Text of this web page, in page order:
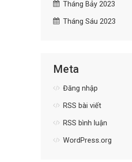
Tháng Bảy 2023
Tháng Sáu 2023
Meta
Đăng nhập
RSS bài viết
RSS bình luận
WordPress.org